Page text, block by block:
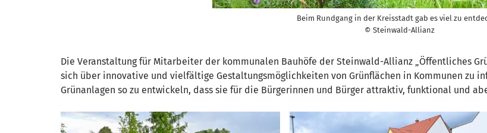
Beim Rundgang in der Kreisstadt gab es viel zu
© Steinwald-Allianz
Die Veranstaltung für Mitarbeiter der kommunalen Bauhöfe der Steinwald-Allianz „Öffentliches
sich über innovative und vielfältige Gestaltungsmöglichkeiten von Grünflächen in Kommunen zu
Grünanlagen so zu entwickeln, dass sie für die Bürgerinnen und Bürger attraktiv, funktional und